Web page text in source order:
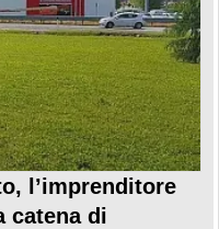
l’imprenditore
catena di